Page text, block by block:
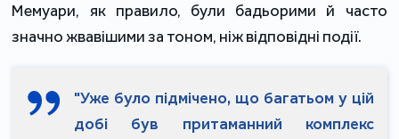
Мемуари, як правило, були бадьорими й часто
значно жвавішими за тоном, ніж відповідні події.
"Уже було підмічено, що багатьом у цій
добі був притаманний комплекс